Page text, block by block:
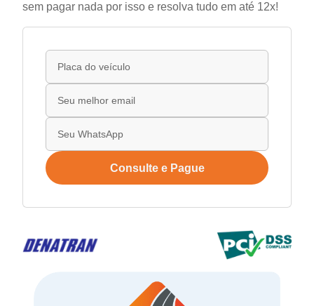
sem pagar nada por isso e resolva tudo em até 12x!
Consulte e Pague